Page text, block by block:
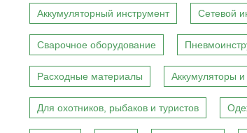
Аккумуляторный инструмент Сетевой
Сварочное оборудование
Расходные материалы Аккумуляторы
Для охотников, рыбаков и туристов